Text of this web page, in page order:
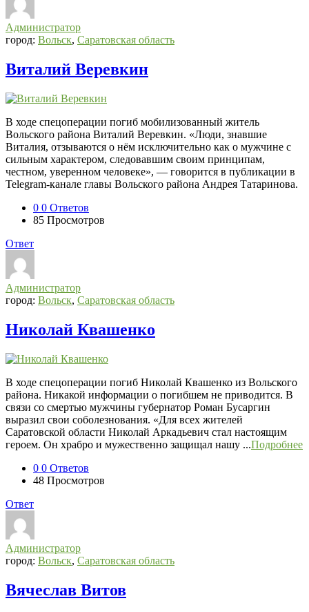
Администратор
город: Вольск, Саратовская область
Виталий Веревкин
В ходе спецоперации погиб мобилизованный житель
Вольского района Виталий Веревкин. «Люди, знавшие
Виталия, отзываются о нём исключительно как о мужчине с
сильным характером, следовавшим своим принципам,
честном, уверенном человеке», — говорится в публикации в
Telegram-канале главы Вольского района Андрея Татаринова.
0 0 Ответов
85 Просмотров
Ответ
Администратор
город: Вольск, Саратовская область
Николай Квашенко
В ходе спецоперации погиб Николай Квашенко из Вольского
района. Никакой информации о погибшем не приводится. В
связи со смертью мужчины губернатор Роман Бусаргин
выразил свои соболезнования. «Для всех жителей
Саратовской области Николай Аркадьевич стал настоящим
героем. Он храбро и мужественно защищал нашу ...Подробнее
0 0 Ответов
48 Просмотров
Ответ
Администратор
город: Вольск, Саратовская область
Вячеслав Витов